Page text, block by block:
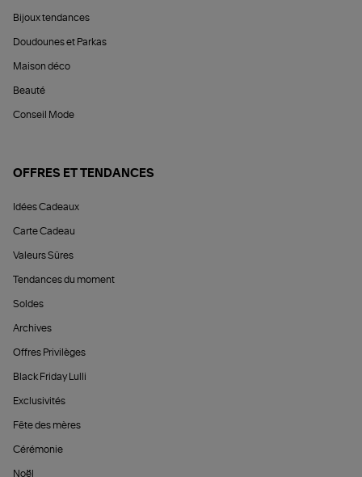
Bijoux tendances
Doudounes et Parkas
Maison déco
Beauté
Conseil Mode
OFFRES ET TENDANCES
Idées Cadeaux
Carte Cadeau
Valeurs Sûres
Tendances du moment
Soldes
Archives
Offres Privilèges
Black Friday Lulli
Exclusivités
Fête des mères
Cérémonie
Noël